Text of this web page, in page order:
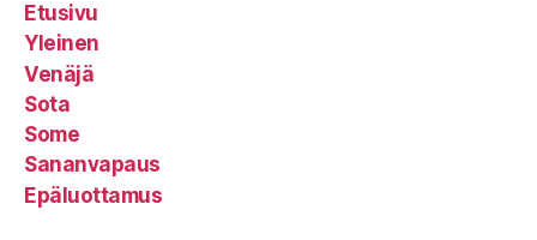
Etusivu
Yleinen
Venäjä
Sota
Some
Sananvapaus
Epäluottamus